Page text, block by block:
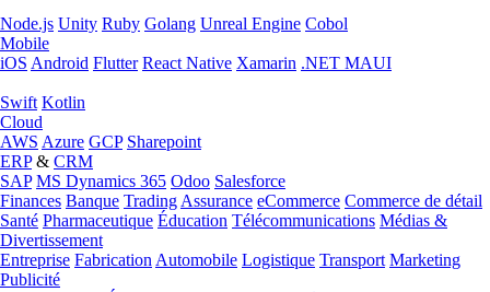
Node.js Unity Ruby Golang Unreal Engine Cobol
Mobile
iOS Android Flutter React Native Xamarin .NET MAUI
Swift Kotlin
Cloud
AWS Azure GCP Sharepoint
ERP& CRM
SAP MS Dynamics 365 Odoo Salesforce
Finances Banque Trading Assurance eCommerce Commerce de détail
Santé Pharmaceutique Éducation Télécommunications Médias &
Divertissement
Entreprise Fabrication Automobile Logistique Transport Marketing
Publicité